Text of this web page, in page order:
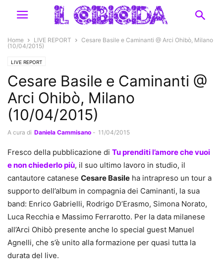
Home LIVE REPORT
Cesare Basile e Caminanti @ Arci Ohibò, Milano
(10/04/2015)
LIVE REPORT
Cesare Basile e Caminanti @
Arci Ohibò, Milano
(10/04/2015)
A cura di Daniela Cammisano - 11/04/2015
Fresco della pubblicazione di Tu prenditi l’amore che vuoi
e non chiederlo più, il suo ultimo lavoro in studio, il
cantautore catanese Cesare Basile ha intrapreso un tour a
supporto dell’album in compagnia dei Caminanti, la sua
band: Enrico Gabrielli, Rodrigo D’Erasmo, Simona Norato,
Luca Recchia e Massimo Ferrarotto. Per la data milanese
all’Arci Ohibò presente anche lo special guest Manuel
Agnelli, che s’è unito alla formazione per quasi tutta la
durata del live.